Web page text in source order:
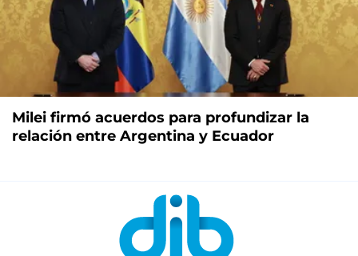
Milei firmó acuerdos para profundizar la
relación entre Argentina y Ecuador